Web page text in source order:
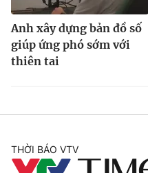
Anh xây dựng bản đồ số
giúp ứng phó sớm với
thiên tai
THỜI BÁO VTV